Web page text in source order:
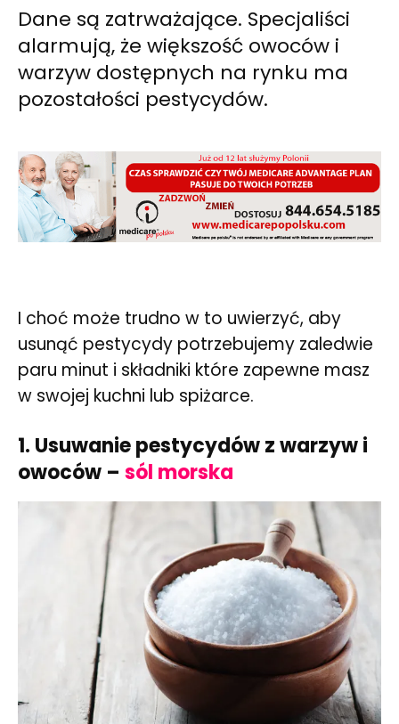
Dane są zatrważające. Specjaliści
alarmują, że większość owoców i
warzyw dostępnych na rynku ma
pozostałości pestycydów.
I choć może trudno w to uwierzyć, aby
usunąć pestycydy potrzebujemy zaledwie
paru minut i składniki które zapewne masz
w swojej kuchni lub spiżarce.
1. Usuwanie pestycydów z warzyw i
owoców – sól morska